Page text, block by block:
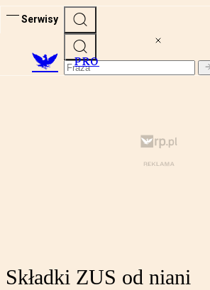
Serwisy
PRO
Składki ZUS od niani